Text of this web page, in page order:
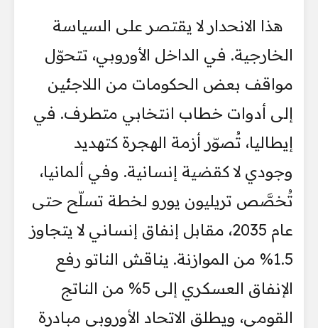
هذا الانحدار لا يقتصر على السياسة
الخارجية. في الداخل الأوروبي، تتحوّل
مواقف بعض الحكومات من اللاجئين
إلى أدوات خطاب انتخابي متطرف. في
إيطاليا، تُصوّر أزمة الهجرة كتهديد
وجودي لا كقضية إنسانية. وفي ألمانيا،
تُخصَّص تريليون يورو لخطة تسلّح حتى
عام 2035، مقابل إنفاق إنساني لا يتجاوز
1.5% من الموازنة. يناقش الناتو رفع
الإنفاق العسكري إلى 5% من الناتج
القومي، ويطلق الاتحاد الأوروبي مبادرة